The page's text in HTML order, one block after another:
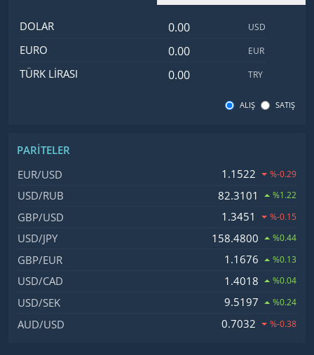
İsimDeğer
DOLAR Dolar değeri USD
EURO Euro değeri EUR
TÜRK LIRASI Türk Lirası değeri
TRY
ALIŞ SATIŞ
PARITELER
İsim, Kod
EUR/USD 1.1522 %-0.29
USD/RUB 82.3101 %1.22
GBP/USD 1.3451 %-0.15
USD/JPY 158.4800 %0.44
GBP/EUR 1.1676 %0.13
USD/CAD 1.4018 %0.04
USD/SEK 9.5197 %0.24
AUD/USD 0.7032 %-0.38